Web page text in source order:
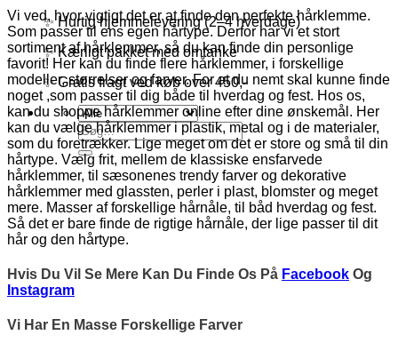
✨ Hurtig hjemmelevering (2–4 hverdage)
✨ Kærligt pakket med omtanke
✨ Gratis fragt ved køb over 450,-
Søg
efter:
Vi ved, hvor vigtigt det er at finde den perfekte hårklemme.
Som passer til ens egen hårtype. Derfor har vi et stort
sortiment af hårklemmer, så du kan finde din personlige
favorit! Her kan du finde flere hårklemmer, i forskellige
modeller, størrelser og farver. For at du nemt skal kunne finde
noget ,som passer til dig både til hverdag og fest. Hos os,
kan du shoppe hårklemmer online efter dine ønskemål. Her
kan du vælge hårklemmer i plastik, metal og i de materialer,
som du foretrækker. Lige meget om det er store og små til din
hårtype. Vælg frit, mellem de klassiske ensfarvede
hårklemmer, til sæsonenes trendy farver og dekorative
hårklemmer med glassten, perler i plast, blomster og meget
mere. Masser af forskellige hårnåle, til båd hverdag og fest.
Så det er bare finde de rigtige hårnåle, der lige passer til dit
hår og den hårtype.
Hvis Du Vil Se Mere Kan Du Finde Os På Facebook Og
Instagram
Vi Har En Masse Forskellige Farver